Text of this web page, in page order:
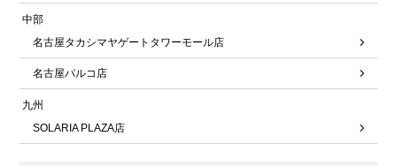
中部
名古屋タカシマヤゲートタワーモール店
名古屋パルコ店
九州
SOLARIA PLAZA店